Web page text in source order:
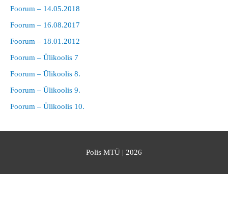
Foorum – 14.05.2018
Foorum – 16.08.2017
Foorum – 18.01.2012
Foorum – Ülikoolis 7
Foorum – Ülikoolis 8.
Foorum – Ülikoolis 9.
Foorum – Ülikoolis 10.
Polis MTÜ | 2026